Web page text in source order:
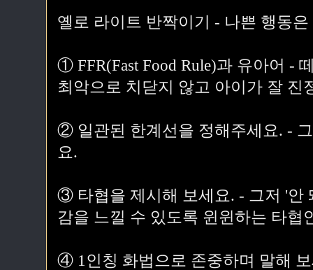
옐로 라이트 반짝이기 - 나쁜 행동
① FFR(Fast Food Rule)과 유아어 -
최악으로 치닫지 않고 아이가 잘 진
② 일관된 한계선을 정해주세요. -
요.
③ 타협을 제시해 보세요. - 그저 '안
감을 느낄 수 있도록 윈윈하는 타협
④ 1인칭 화법으로 존중하며 말해